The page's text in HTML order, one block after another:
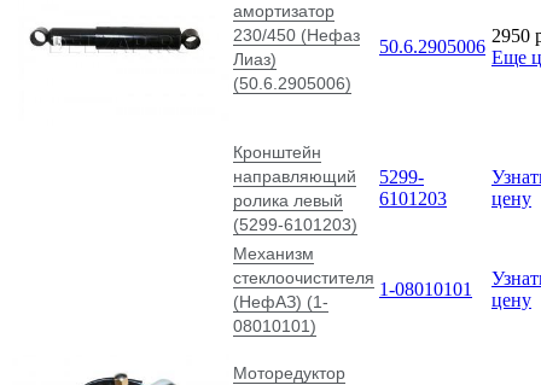
амортизатор
230/450 (Нефаз
Лиаз)
(50.6.2905006)
50.6.2905006
2950
Еще
Кронштейн
направляющий
ролика левый
(5299-6101203)
5299-
6101203
цену
Механизм
стеклоочистителя
(НефАЗ) (1-
08010101)
1-08010101
цену
Моторедуктор